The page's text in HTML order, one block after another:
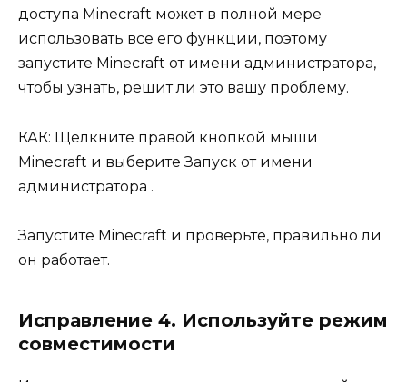
доступа Minecraft может в полной мере
использовать все его функции, поэтому
запустите Minecraft от имени администратора,
чтобы узнать, решит ли это вашу проблему.
КАК: Щелкните правой кнопкой мыши
Minecraft и выберите Запуск от имени
администратора .
Запустите Minecraft и проверьте, правильно ли
он работает.
Исправление 4. Используйте режим
совместимости